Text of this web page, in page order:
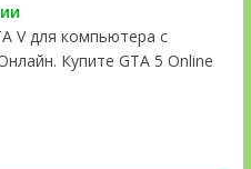
V для компьютера с
Купите GTA 5 Online